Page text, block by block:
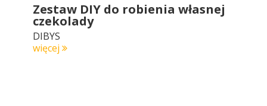
Zestaw DIY do robienia własnej
czekolady
DIBYS
więcej